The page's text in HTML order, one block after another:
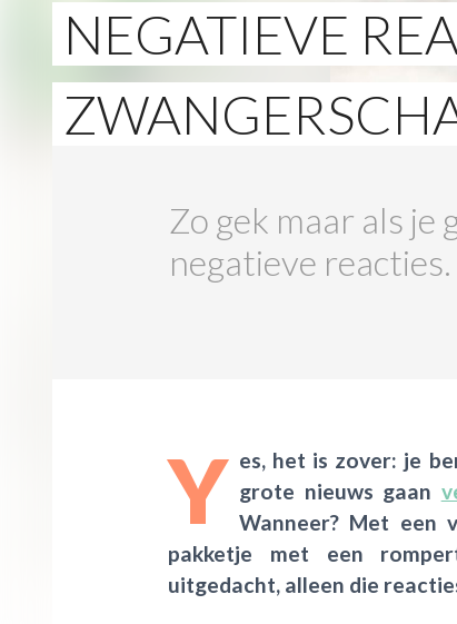
NEGATIEVE
Zo gek maar als
negatieve
Y es, het is zover: je
grote nieuws gaan
Wanneer? Met een
pakketje met een
uitgedacht, alleen die